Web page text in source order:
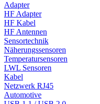
Adapter
HF Adapter
HF Kabel
HF Antennen
Sensortechnik
Näherungssensoren
Temperatursensoren
LWL Sensoren
Kabel
Netzwerk RJ45
Automotive